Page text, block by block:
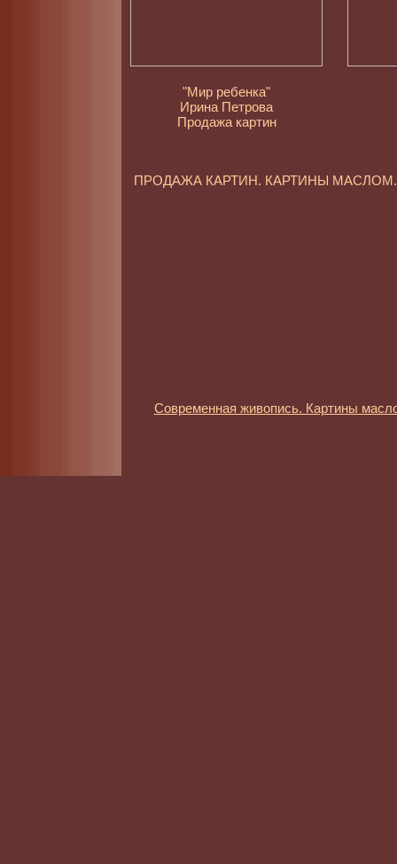
"Мир ребенка"
Ирина Петрова
Продажа картин
ПРОДАЖА КАРТИН. КАРТИНЫ
Современная живопись. Картины